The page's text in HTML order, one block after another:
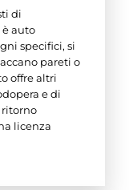
di
auto
specifici, si
pareti o
offre altri
e di
ritorno
licenza